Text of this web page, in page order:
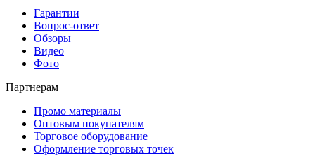
Гарантии
Вопрос-ответ
Обзоры
Видео
Фото
Партнерам
Промо материалы
Оптовым покупателям
Торговое оборудование
Оформление торговых точек